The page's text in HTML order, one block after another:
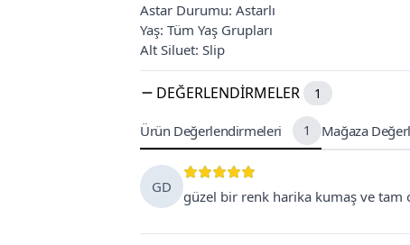
Astar Durumu: Astarlı
Yaş: Tüm Yaş Grupları
Alt Siluet: Slip
DEĞERLENDIRMELER 1
Ürün Değerlendirmeleri 1 Mağaza
GD
güzel bir renk harika kumaş ve tam